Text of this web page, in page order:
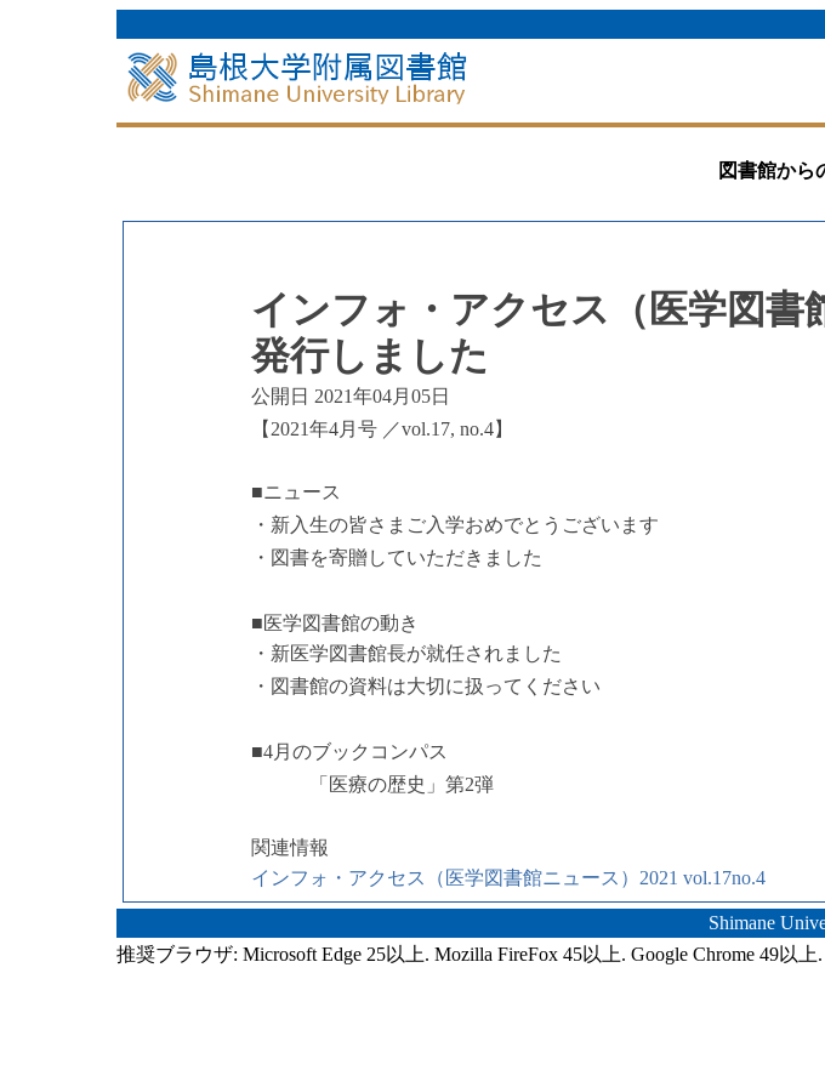
図書館から
インフォ・アクセス（医学図書
発行しました
公開日 2021年04月05日
【2021年4月号 ／vol.17, no.4】
■ニュース
・新入生の皆さまご入学おめでとうございます
・図書を寄贈していただきました
■医学図書館の動き
・新医学図書館長が就任されました
・図書館の資料は大切に扱ってください
■4月のブックコンパス
「医療の歴史」第2弾
関連情報
インフォ・アクセス（医学図書館ニュース）2021 vol.17no.4
Shimane
推奨ブラウザ: Microsoft Edge 25以上. Mozilla FireFox 45以上. Google Chrome 49以上